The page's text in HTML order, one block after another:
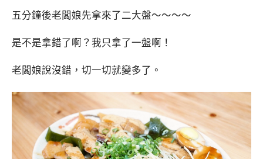
五分鐘後老闆娘先拿來了二大盤～～～～
是不是拿錯了啊？我只拿了一盤啊！
老闆娘說沒錯，切一切就變多了。